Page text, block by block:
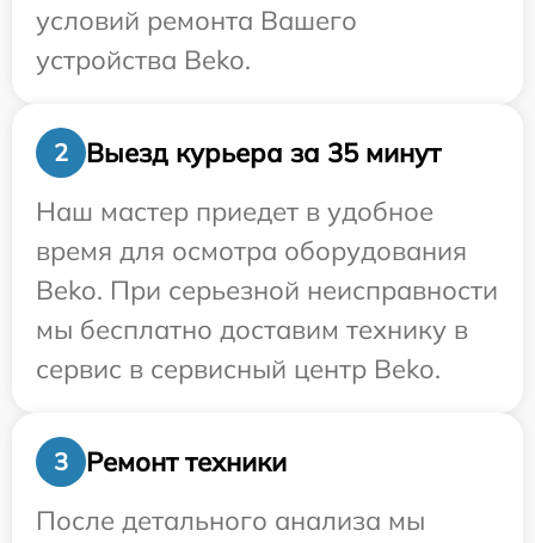
условий ремонта Вашего
устройства Beko.
2
Выезд курьера за 35 минут
Наш мастер приедет в удобное
время для осмотра оборудования
Beko. При серьезной неисправности
мы бесплатно доставим технику в
сервис в сервисный центр Beko.
3
Ремонт техники
После детального анализа мы